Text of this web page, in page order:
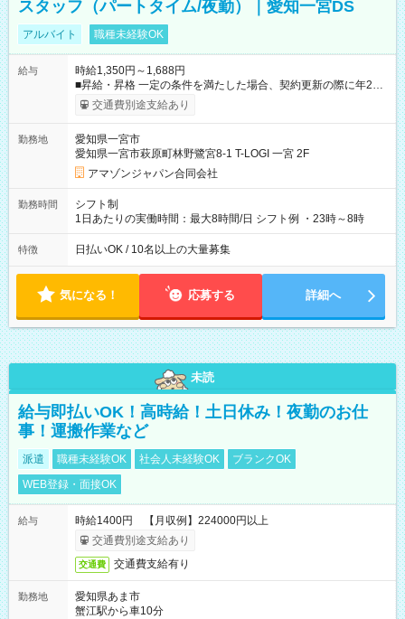
スタッフ（パートタイム/夜勤）｜愛知一宮DS
アルバイト 職種未経験OK
給与
時給1,350円～1,688円
■昇給・昇格 一定の条件を満たした場合、契約更新の際に年2回
まで昇給の機会があります。 ■正社員登用制度あり ※月末締/翌
月25日支払い ※時間外手当、別途支給 ※深夜割増賃金 (22:00～
☆Amazon直雇用で安定して働けます！ 【試用期間】試用期間
あり 試用期間の長さ：1週間 雇用形態、給与は本採用時と同じ
です。
交通費別途支給あり
勤務地
愛知県一宮市
愛知県一宮市萩原町林野鷺宮8-1 T-LOGI 一宮 2F
アマゾンジャパン合同会社
勤務時間
シフト制
1日あたりの実働時間：最大8時間/日 シフト例 ・23時～8時
特徴 日払いOK / 10名以上の大量募集
気になる！ 応募する 詳細へ
未読
給与即払いOK！高時給！土日休み！夜勤のお仕
事！運搬作業など
派遣 職種未経験OK 社会人未経験OK
ブランクOK
WEB登録・面接OK
給与
時給1400円 【月収例】224000円以上
交通費別途支給あり
交通費 交通費支給有り
勤務地
愛知県あま市
蟹江駅から車10分